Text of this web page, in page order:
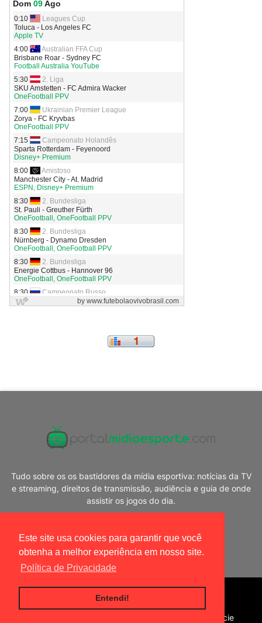
Este site usa cookies para garantir que você
obtenha a melhor experiência em nosso site.
Política de Privacidade
Entendi!
Tudo sobre os os bastidores da mídia esportiva: notícias da TV
e streaming, direitos de transmissão, audiência e guia de onde
assistir os jogos do dia.
Blogger Templates|
Anuncie